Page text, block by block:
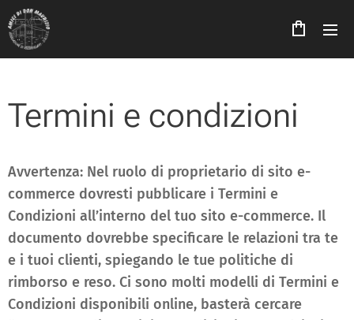
Termini e condizioni
Avvertenza: Nel ruolo di proprietario di sito e-
commerce dovresti pubblicare i Termini e
Condizioni all’interno del tuo sito e-commerce. Il
documento dovrebbe specificare le relazioni tra te
e i tuoi clienti, spiegando le tue politiche di
rimborso e reso. Ci sono molti modelli di Termini e
Condizioni disponibili online, basterà cercare